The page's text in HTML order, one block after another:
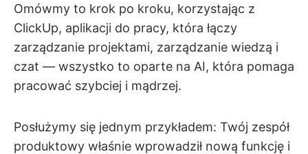
Omówmy to krok po kroku, korzystając z
ClickUp, aplikacji do pracy, która łączy
zarządzanie projektami, zarządzanie wiedzą i
czat — wszystko to oparte na AI, która pomaga
pracować szybciej i mądrzej.
Posłużymy się jednym przykładem: Twój zespół
produktowy właśnie wprowadził nową funkcję i